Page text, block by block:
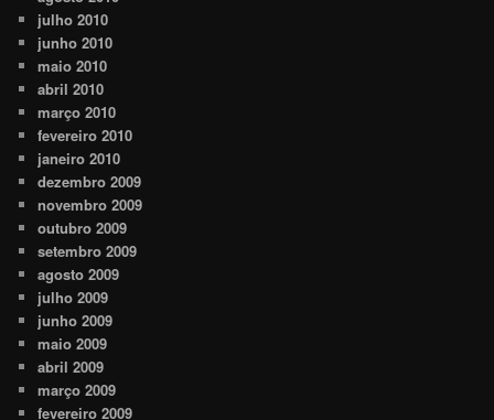
julho 2010
junho 2010
maio 2010
abril 2010
março 2010
fevereiro 2010
janeiro 2010
dezembro 2009
novembro 2009
outubro 2009
setembro 2009
agosto 2009
julho 2009
junho 2009
maio 2009
abril 2009
março 2009
fevereiro 2009